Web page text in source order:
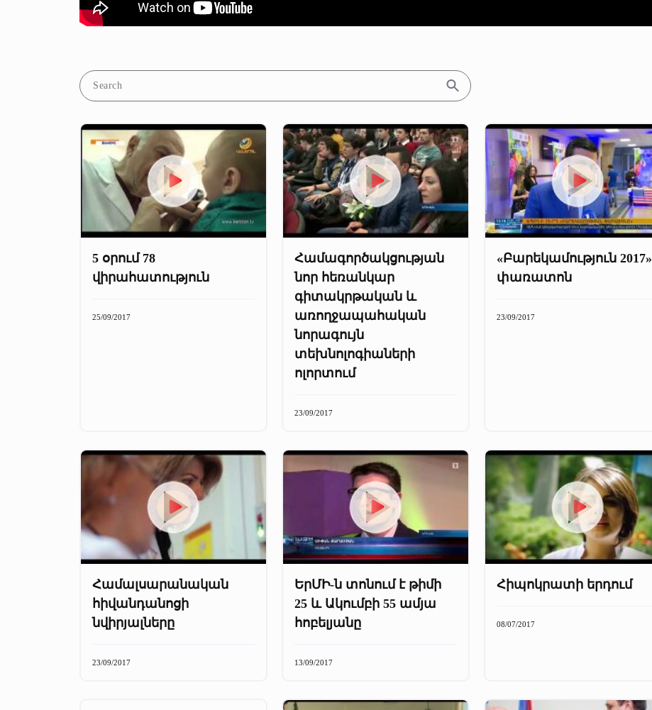
5 օրում 78
վիրահատություն
25/09/2017
Համագործակցության
նոր հեռանկար
գիտակրթական և
առողջապահական
նորագույն
տեխնոլոգիաների
ոլորտում
23/09/2017
«Բարեկամություն 2017»
փառատոն
23/09/2017
Համալսարանական
հիվանդանոցի
նվիրյալները
23/09/2017
ԵրՄԻ-ն տոնում է թիմի
25 և Ակումբի 55 ամյա
հոբելյանը
13/09/2017
Հիպոկրատի երդում
08/07/2017